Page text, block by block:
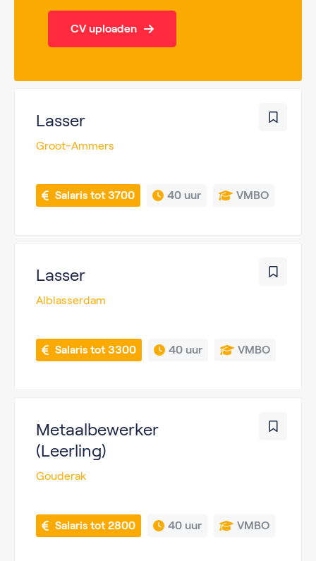
CV uploaden
Lasser
Groot-Ammers
Salaris tot 3700 40 uur VMBO
Lasser
Alblasserdam
Salaris tot 3300 40 uur VMBO
Metaalbewerker
(Leerling)
Gouderak
Salaris tot 2800 40 uur VMBO